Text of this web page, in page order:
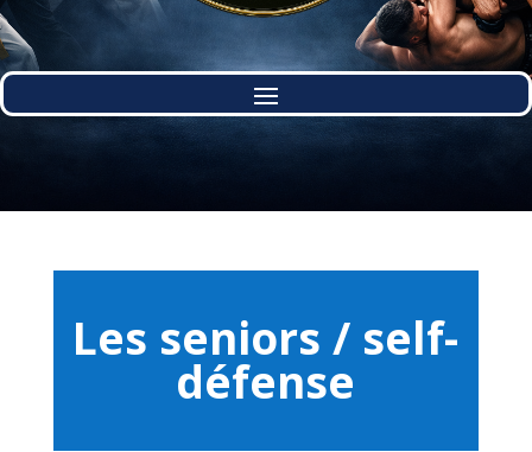
Les seniors / self-
défense